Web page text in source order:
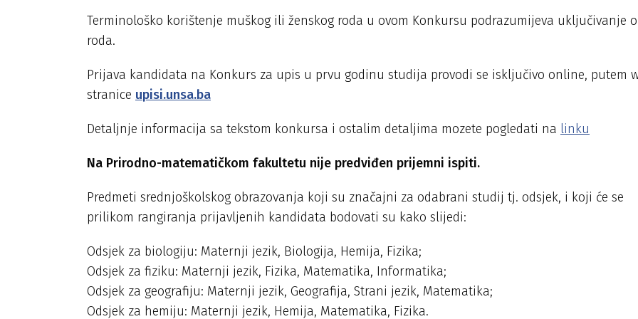
Terminološko korištenje muškog ili ženskog roda u ovom Konkursu podrazumijeva uključivanje
roda.
Prijava kandidata na Konkurs za upis u prvu godinu studija provodi se isključivo online, putem
stranice upisi.unsa.ba
Detaljnje informacija sa tekstom konkursa i ostalim detaljima mozete pogledati na linku
Na Prirodno-matematičkom fakultetu nije predviđen prijemni ispiti.
Predmeti srednjoškolskog obrazovanja koji su značajni za odabrani studij tj. odsjek, i koji će se
prilikom rangiranja prijavljenih kandidata bodovati su kako slijedi:
Odsjek za biologiju: Maternji jezik, Biologija, Hemija, Fizika;
Odsjek za fiziku: Maternji jezik, Fizika, Matematika, Informatika;
Odsjek za geografiju: Maternji jezik, Geografija, Strani jezik, Matematika;
Odsjek za hemiju: Maternji jezik, Hemija, Matematika, Fizika.